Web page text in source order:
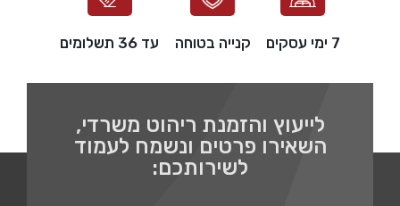
7 ימי עסקים קנייה בטוחה עד 36 תשלומים
לייעוץ והזמנת ריהוט משרדי,
השאירו פרטים ונשמח לעמוד
לשירותכם: